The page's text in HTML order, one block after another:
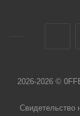
2026-2026 ©
Свидетельство